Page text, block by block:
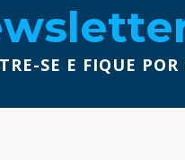
SE E FIQUE